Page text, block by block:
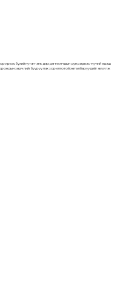
ирвэс бүхий нутагт амьдардаг малчдын дунд ирвэс түүний идэш
зөрчлийг бууруулах зорилготой хөтөлбөрүүдийг явуулж